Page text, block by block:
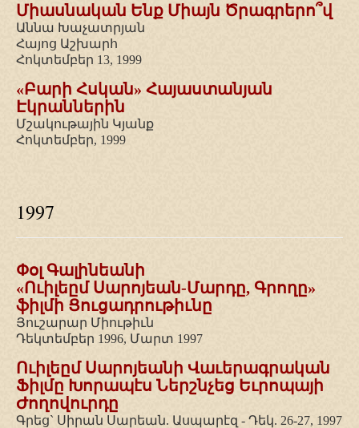
Միասնական Ենք Միայն Ծրագրերո՞վ
Աննա Խաչատրյան
Հայոց Աշխարհ
Հոկտեմբեր 13, 1999
«Բարի Հսկան» Հայաստանյան
Էկրաններին
Մշակութային Կյանք
Հոկտեմբեր, 1999
1997
Փօլ Գալինեանի
«Ուիլեըմ Սարոյեան-Մարդը, Գրողը»
ֆիլմի Ցուցադրութիւնը
Յուշարար Միութիւն
Դեկտեմբեր 1996, Մարտ 1997
Ուիլեըմ Սարոյեանի Վաւերագրական
Ֆիլմը Խորապէս Ներշնչեց Եւրոպայի
Ժողովուրդը
Գրեց` Սիրան Սարեան. Ասպարէզ - Դեկ. 26-27, 1997